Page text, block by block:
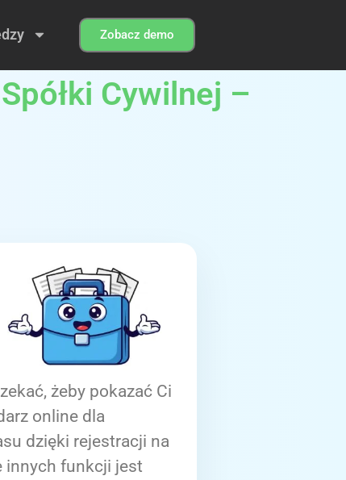
Zobacz demo
Cywilnej –
żeby pokazać Ci
online dla
dzięki rejestracji na
innych funkcji jest